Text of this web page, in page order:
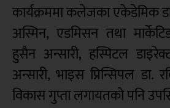
कार्यक्रममा कलेजका एकेडेमिक
अस्मिन, एडमिसन तथा
हुसैन अन्सारी, हस्पिटल
अन्सारी, भाइस प्रिन्सिपल डा.
विकास गुप्ता लगायतको पनि